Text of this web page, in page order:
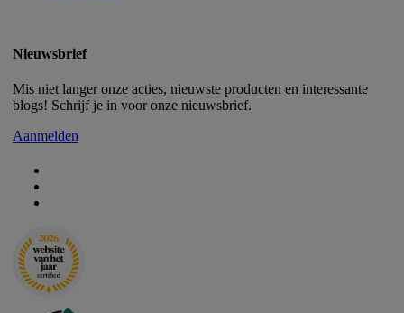
Nieuwsbrief
Mis niet langer onze acties, nieuwste producten en interessante
blogs! Schrijf je in voor onze nieuwsbrief.
Aanmelden